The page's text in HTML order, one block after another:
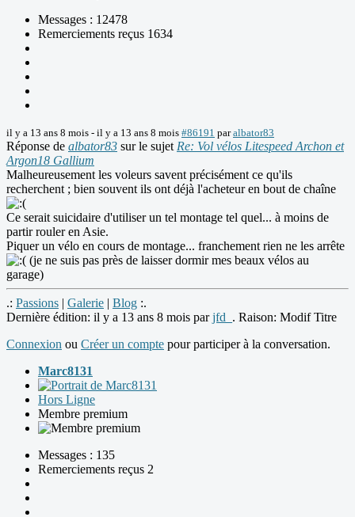
Messages : 12478
Remerciements reçus 1634
il y a 13 ans 8 mois - il y a 13 ans 8 mois #86191 paralbator83
Réponse de albator83 sur le sujet Re: Vol vélos Litespeed Archon et
Argon18 Gallium
Malheureusement les voleurs savent précisément ce qu'ils
recherchent ; bien souvent ils ont déjà l'acheteur en bout de chaîne
Ce serait suicidaire d'utiliser un tel montage tel quel... à moins de
partir rouler en Asie.
Piquer un vélo en cours de montage... franchement rien ne les arrête
(je ne suis pas près de laisser dormir mes beaux vélos au
garage)
.: Passions | Galerie | Blog :.
Dernière édition: il y a 13 ans 8 mois parjfd_ . Raison: Modif Titre
Connexion ou Créer un compte pour participer à la conversation.
Marc8131
Hors Ligne
Membre premium
Messages : 135
Remerciements reçus 2